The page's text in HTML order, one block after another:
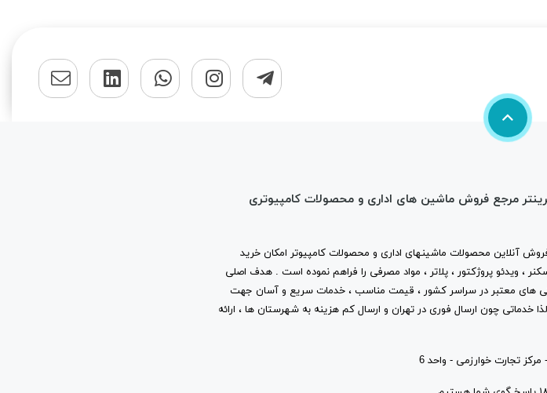
مرجع فروش ماشین های اداری و محصولات کامپیوتری
آنلاین محصولات ماشینهای اداری و محصولات کامپیوتر امکان خرید
، ویدئو پروژکتور ، پلاتر ، مواد مصرفی را فراهم نموده است . هدف اصلی
های معتبر در سراسر کشور ، قیمت مناسب ، خدمات سریع و آسان جهت
خدماتی چون ارسال فوری در تهران و ارسال کم هزینه به شهرستان ها ، ارائه
تجارت خوارزمی - واحد 6